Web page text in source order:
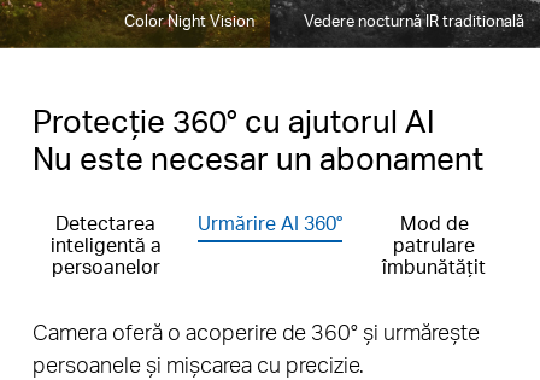
Color Night Vision Vedere nocturnă IR traditională
Protecție 360° cu ajutorul AI
Nu este necesar un abonament
Detectarea
inteligentă a
persoanelor
Urmărire AI 360°
Mod de
patrulare
îmbunătățit
Camera oferă o acoperire de 360° și urmărește
persoanele și mișcarea cu precizie.